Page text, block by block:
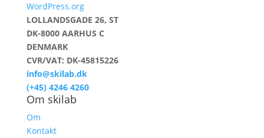
WordPress.org
LOLLANDSGADE 26, ST
DK-8000 AARHUS C
DENMARK
CVR/VAT: DK-45815226
info@skilab.dk
(+45) 4246 4260
Om skilab
Om
Kontakt